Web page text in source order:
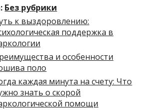
Без рубрики
к выздоровлению:
поддержка в
и особенности
поло
каждая минута на счету: Что
знать о скорой
помощи